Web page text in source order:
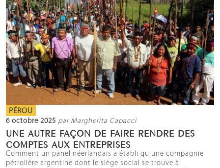
PÉROU
6 octobre 2025 par Margherita Capacci
UNE AUTRE FAÇON DE FAIRE RENDRE DES
COMPTES AUX ENTREPRISES
Comment un panel néerlandais a établi qu'une compagnie
pétrolière argentine dont le siège social se trouve à